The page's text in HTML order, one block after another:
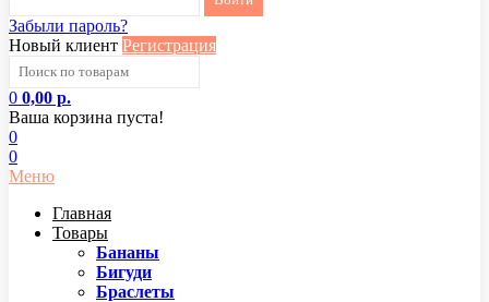
Забыли пароль?
Новый клиент Регистрация
0 0,00 р.
Ваша корзина пуста!
0
0
Меню
Главная
Товары
Бананы
Бигуди
Браслеты